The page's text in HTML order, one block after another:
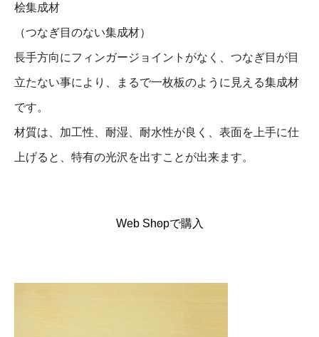
桧集成材
（つなぎ目のない集成材）
長手方向にフィンガージョイントがなく、つなぎ目が目
立たない事により、まるで一枚板のように見える集成材
です。
材質は、加工性、耐湿、耐水性が良く、表面を上手に仕
上げると、特有の光沢を出すことが出来ます。
Web Shopで購入